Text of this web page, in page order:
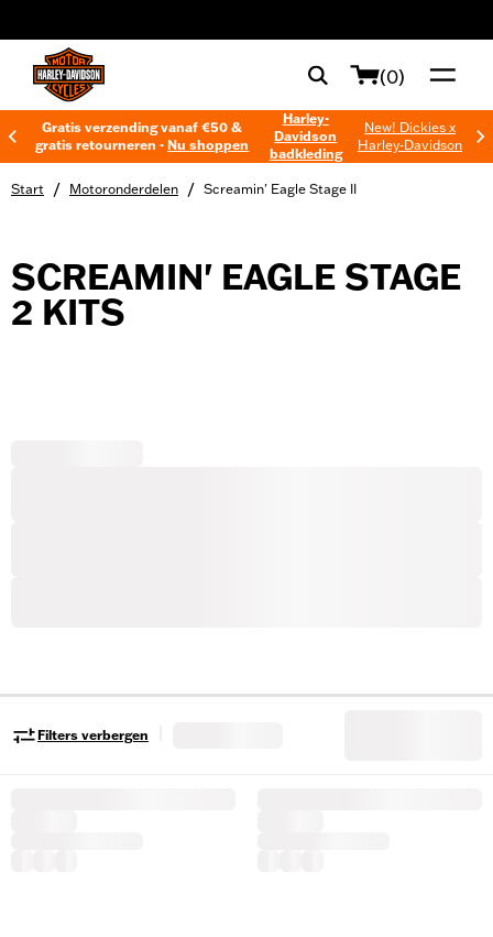
(0)
Gratis verzending vanaf €50 &
gratis retourneren -Nu shoppen
Harley-
Davidson
badkleding
New! Dickies x
Harley-Davidson
Start / Motoronderdelen / Screamin' Eagle Stage II
SCREAMIN' EAGLE STAGE
2 KITS
Filters verbergen